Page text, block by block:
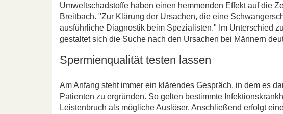
Umweltschadstoffe haben einen hemmenden Effekt auf die
Breitbach. "Zur Klärung der Ursachen, die eine
ausführliche Diagnostik beim Spezialisten." Im Unterschied
gestaltet sich die Suche nach den Ursachen bei Männern
Spermienqualität testen lassen
Am Anfang steht immer ein klärendes Gespräch, in dem es
Patienten zu ergründen. So gelten bestimmte
Leistenbruch als mögliche Auslöser. Anschließend erfolgt